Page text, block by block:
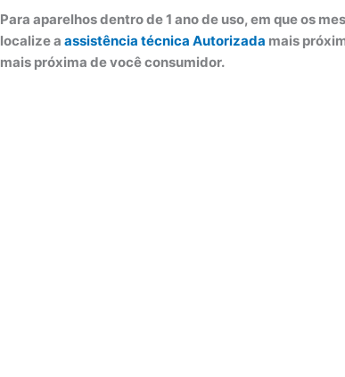
Para aparelhos dentro de 1 ano de uso, em que os
localize aassistência técnica Autorizada mais
mais próxima de você consumidor.